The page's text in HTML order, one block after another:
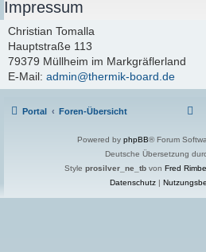
Impressum
Christian Tomalla
Hauptstraße 113
79379 Müllheim im Markgräflerland
E-Mail: admin@thermik-board.de
Portal Foren-Übersicht
Powered by phpBB® Forum
Deutsche Übersetzung
Style prosilver_ne_tbvon Fred
Datenschutz|